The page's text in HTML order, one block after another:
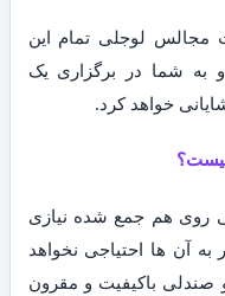
مجالس لوجلی تمام این
شما در برگزاری یک
خواهد کرد.
روی هم جمع شده نیازی
آن ها احتیاجی نخواهد
صندلی باکیفیت و مقرون